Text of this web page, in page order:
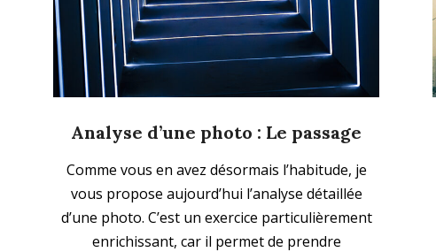
Analyse d’une photo : Le passage
03-Comme vous en avez désormais l’habitude, je
vous propose aujourd’hui l’analyse détaillée
d’une photo. C’est un exercice particulièrement
enrichissant, car il permet de prendre